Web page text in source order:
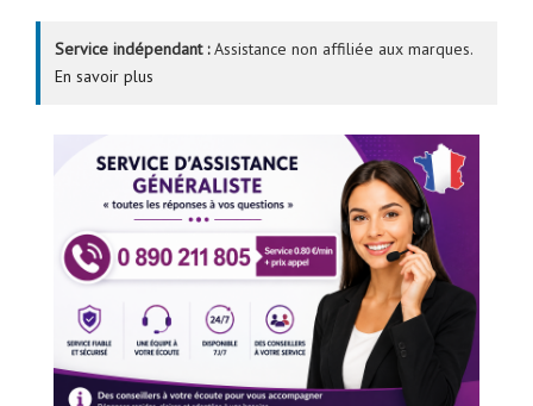
Service indépendant :Assistance non affiliée aux marques.
En savoir plus